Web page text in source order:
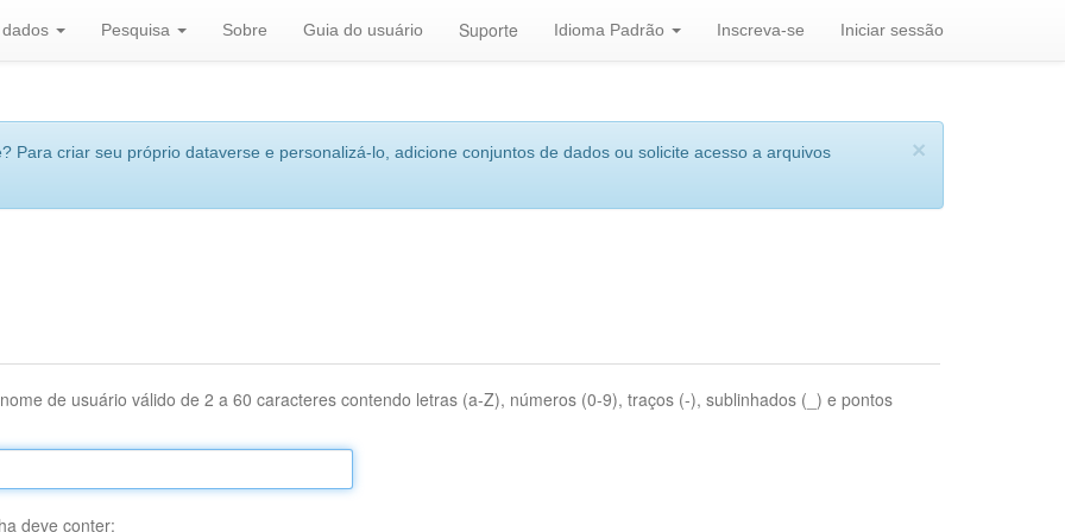
Pesquisa Sobre Guia do usuário Suporte Idioma Padrão Inscreva-se Iniciar sessão
×
Para criar seu próprio dataverse e personalizá-lo, adicione conjuntos de dados ou solicite acesso a arquivos
de usuário válido de 2 a 60 caracteres contendo letras (a-Z), números (0-9), traços (-), sublinhados (_) e pontos
deve conter: